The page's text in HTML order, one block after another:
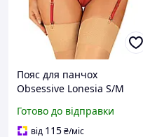
Пояс для панчох
Obsessive Lonesia S/M
іграшки товари
Готово до відправки
від 115₴/міс